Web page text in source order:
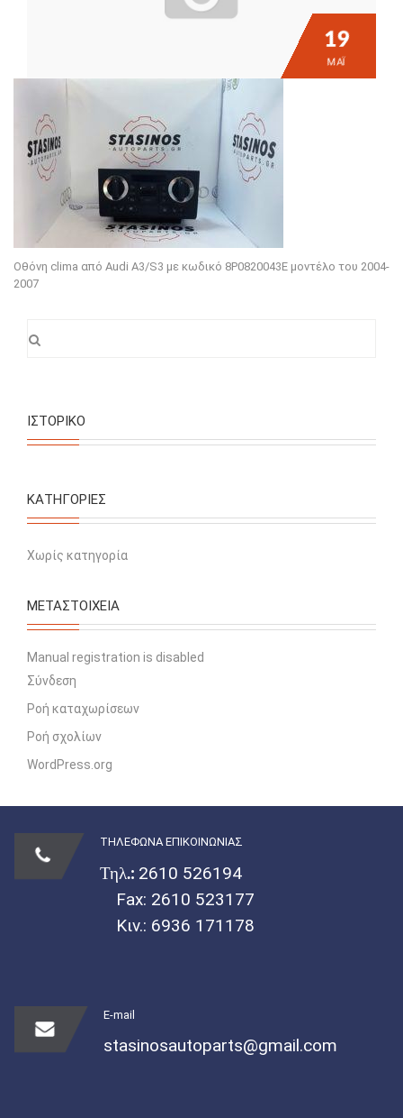
19
ΜΆΙ
Οθόνη clima από Audi A3/S3 με κωδικό 8P0820043E μοντέλο του 2004-
2007
ΙΣΤΟΡΙΚΌ
KΑΤΗΓΟΡΊΕΣ
Χωρίς κατηγορία
ΜΕΤΑΣΤΟΙΧΕΊΑ
Manual registration is disabled
Σύνδεση
Ροή καταχωρίσεων
Ροή σχολίων
WordPress.org
ΤΗΛΕΦΩΝΑ ΕΠΙΚΟΙΝΩΝΙΑΣ
Τηλ.: 2610 526194
Fax: 2610 523177
Κιν.: 6936 171178
E-mail
stasinosautoparts@gmail.com